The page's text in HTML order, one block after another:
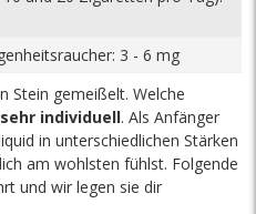
3 - 6 mg
Stein gemeißelt. Welche
sehr individuell. Als Anfänger
in unterschiedlichen Stärken
am wohlsten fühlst. Folgende
und wir legen sie dir